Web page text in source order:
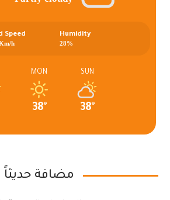
Humidity
28%
Speed
h
SUN
38°
MON
38°
مضافة حديثاً